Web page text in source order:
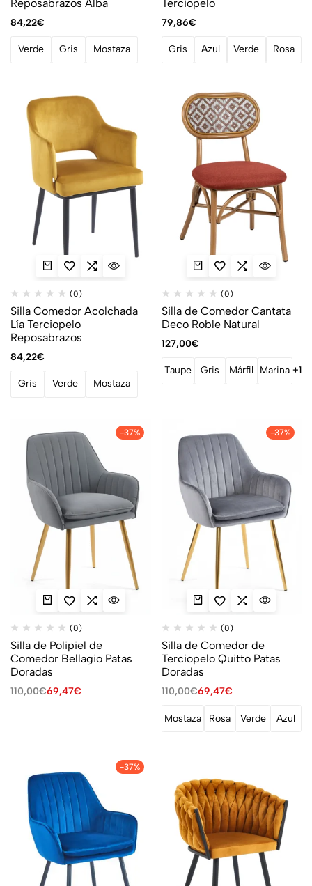
Reposabrazos Alba
84,22€
Verde Gris Mostaza
Terciopelo
79,86€
Gris Azul Verde Rosa
(0)
Silla Comedor Acolchada
Lía Terciopelo
Reposabrazos
84,22€
Gris Verde Mostaza
(0)
Silla de Comedor Cantata
Deco Roble Natural
127,00€
Taupe Gris Márfil Marina +1
-37%
(0)
Silla de Polipiel de
Comedor Bellagio Patas
Doradas
110,00€69,47€
-37%
(0)
Silla de Comedor de
Terciopelo Quitto Patas
Doradas
110,00€69,47€
Mostaza Rosa Verde Azul
-37%